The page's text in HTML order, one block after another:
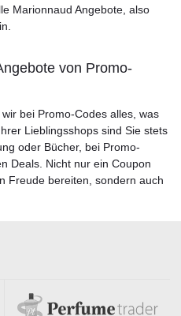
Marionnaud Angebote, also
von Promo-
bei Promo-Codes alles, was
Lieblingsshops sind Sie stets
oder Bücher, bei Promo-
Deals. Nicht nur ein Coupon
Freude bereiten, sondern auch